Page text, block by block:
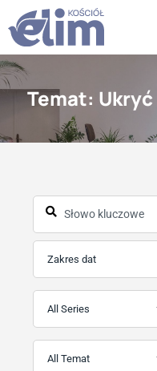
Temat: Ukryć